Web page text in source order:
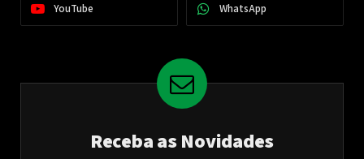
YouTube WhatsApp
Receba as Novidades